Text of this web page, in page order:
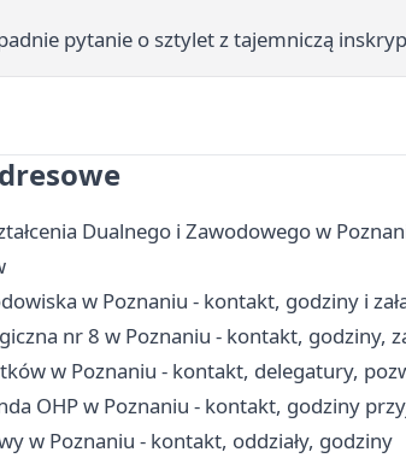
pytanie o sztylet z tajemniczą
Dualnego i Zawodowego w
w Poznaniu - kontakt, godziny i
nr 8 w Poznaniu - kontakt, godziny,
w Poznaniu - kontakt, delegatury,
OHP w Poznaniu - kontakt, godziny
w Poznaniu - kontakt, oddziały, godziny